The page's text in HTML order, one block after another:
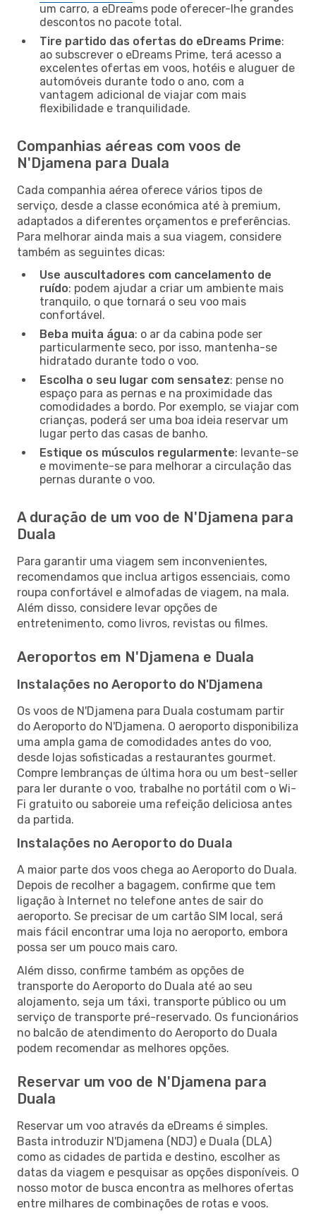
um carro, a eDreams pode oferecer-lhe grandes
descontos no pacote total.
Tire partido das ofertas do eDreams Prime:
ao subscrever o eDreams Prime, terá acesso a
excelentes ofertas em voos, hotéis e aluguer de
automóveis durante todo o ano, com a
vantagem adicional de viajar com mais
flexibilidade e tranquilidade.
Companhias aéreas com voos de
N'Djamena para Duala
Cada companhia aérea oferece vários tipos de
serviço, desde a classe económica até à premium,
adaptados a diferentes orçamentos e preferências.
Para melhorar ainda mais a sua viagem, considere
também as seguintes dicas:
Use auscultadores com cancelamento de
ruído: podem ajudar a criar um ambiente mais
tranquilo, o que tornará o seu voo mais
confortável.
Beba muita água: o ar da cabina pode ser
particularmente seco, por isso, mantenha-se
hidratado durante todo o voo.
Escolha o seu lugar com sensatez: pense no
espaço para as pernas e na proximidade das
comodidades a bordo. Por exemplo, se viajar com
crianças, poderá ser uma boa ideia reservar um
lugar perto das casas de banho.
Estique os músculos regularmente: levante-se
e movimente-se para melhorar a circulação das
pernas durante o voo.
A duração de um voo de N'Djamena para
Duala
Para garantir uma viagem sem inconvenientes,
recomendamos que inclua artigos essenciais, como
roupa confortável e almofadas de viagem, na mala.
Além disso, considere levar opções de
entretenimento, como livros, revistas ou filmes.
Aeroportos em N'Djamena e Duala
Instalações no Aeroporto do N'Djamena
Os voos de N'Djamena para Duala costumam partir
do Aeroporto do N'Djamena. O aeroporto disponibiliza
uma ampla gama de comodidades antes do voo,
desde lojas sofisticadas a restaurantes gourmet.
Compre lembranças de última hora ou um best-seller
para ler durante o voo, trabalhe no portátil com o Wi-
Fi gratuito ou saboreie uma refeição deliciosa antes
da partida.
Instalações no Aeroporto do Duala
A maior parte dos voos chega ao Aeroporto do Duala.
Depois de recolher a bagagem, confirme que tem
ligação à Internet no telefone antes de sair do
aeroporto. Se precisar de um cartão SIM local, será
mais fácil encontrar uma loja no aeroporto, embora
possa ser um pouco mais caro.
Além disso, confirme também as opções de
transporte do Aeroporto do Duala até ao seu
alojamento, seja um táxi, transporte público ou um
serviço de transporte pré-reservado. Os funcionários
no balcão de atendimento do Aeroporto do Duala
podem recomendar as melhores opções.
Reservar um voo de N'Djamena para
Duala
Reservar um voo através da eDreams é simples.
Basta introduzir N'Djamena (NDJ) e Duala (DLA)
como as cidades de partida e destino, escolher as
datas da viagem e pesquisar as opções disponíveis. O
nosso motor de busca encontra as melhores ofertas
entre milhares de combinações de rotas e voos.